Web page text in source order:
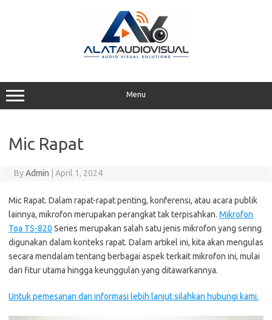
Menu
Mic Rapat
ByAdmin April 1, 2024
Mic Rapat. Dalam rapat-rapat penting, konferensi, atau acara publik
lainnya, mikrofon merupakan perangkat tak terpisahkan. Mikrofon
Toa TS-820 Series merupakan salah satu jenis mikrofon yang sering
digunakan dalam konteks rapat. Dalam artikel ini, kita akan mengulas
secara mendalam tentang berbagai aspek terkait mikrofon ini, mulai
dari fitur utama hingga keunggulan yang ditawarkannya.
Untuk pemesanan dan informasi lebih lanjut silahkan hubungi kami.